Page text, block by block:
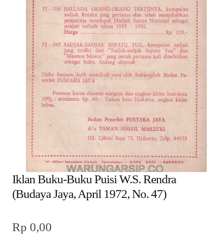
child
menu
Alamat
Rekening
Reseller
Iklan Buku-Buku Puisi W.S. Rendra
(Budaya Jaya, April 1972, No. 47)
Rp 0,00